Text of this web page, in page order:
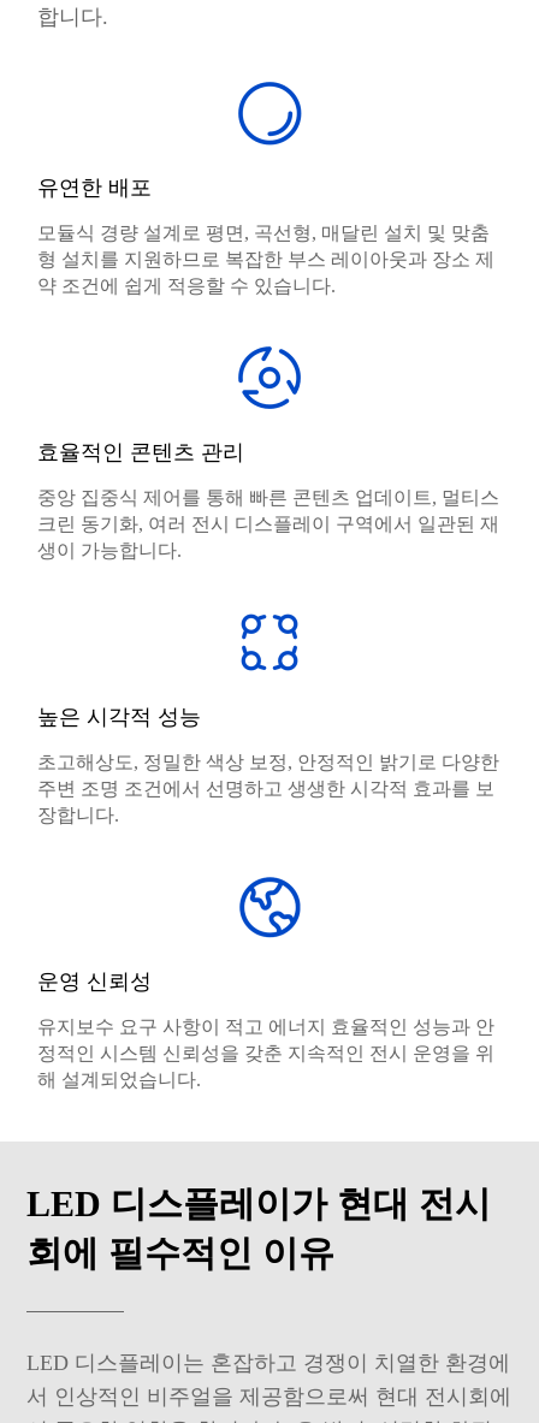
합니다.
유연한 배포
모듈식 경량 설계로 평면, 곡선형, 매달린 설치 및 맞춤
형 설치를 지원하므로 복잡한 부스 레이아웃과 장소 제
약 조건에 쉽게 적응할 수 있습니다.
효율적인 콘텐츠 관리
중앙 집중식 제어를 통해 빠른 콘텐츠 업데이트, 멀티스
크린 동기화, 여러 전시 디스플레이 구역에서 일관된 재
생이 가능합니다.
높은 시각적 성능
초고해상도, 정밀한 색상 보정, 안정적인 밝기로 다양한
주변 조명 조건에서 선명하고 생생한 시각적 효과를 보
장합니다.
운영 신뢰성
유지보수 요구 사항이 적고 에너지 효율적인 성능과 안
정적인 시스템 신뢰성을 갖춘 지속적인 전시 운영을 위
해 설계되었습니다.
LED 디스플레이가 현대 전시
회에 필수적인 이유
LED 디스플레이는 혼잡하고 경쟁이 치열한 환경에
서 인상적인 비주얼을 제공함으로써 현대 전시회에